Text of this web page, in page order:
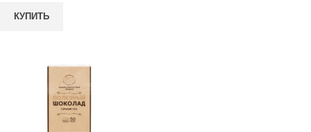
КУПИТЬ